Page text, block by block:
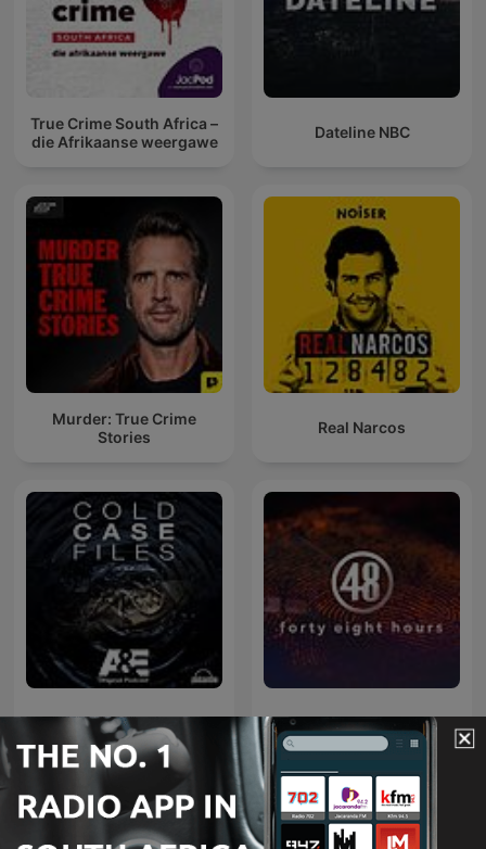
True Crime South Africa –
die Afrikaanse weergawe
Dateline NBC
Murder: True Crime
Stories
Real Narcos
Cold Case Files 48 Hours